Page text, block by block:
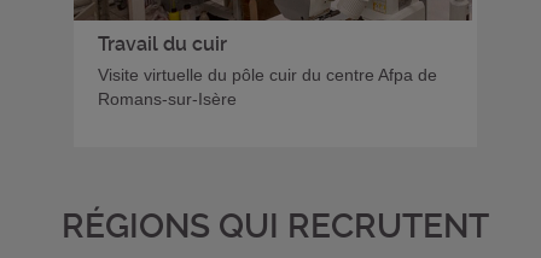
Travail du cuir
Visite virtuelle du pôle cuir du centre Afpa de
Romans-sur-Isère
RÉGIONS QUI RECRUTENT